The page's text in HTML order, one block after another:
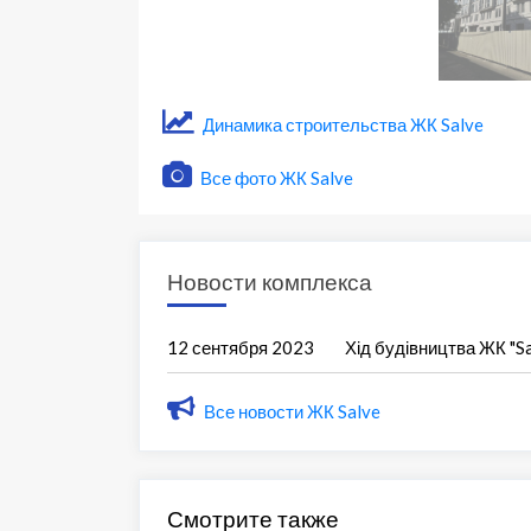
Динамика строительства ЖК Salve
Все фото ЖК Salve
Новости комплекса
12 сентября 2023 Хід будівництва ЖК
Все новости ЖК Salve
Смотрите также